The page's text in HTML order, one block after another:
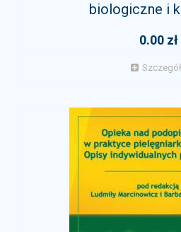
biologiczne i
0.00 zł